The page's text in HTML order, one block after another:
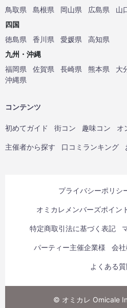
鳥取県
島根県 岡山県 広島県
山
四国
徳島県
香川県 愛媛県
高知県
九州・沖縄
福岡県
佐賀県 長崎県 熊本県 大
沖縄県
コンテンツ
初めてガイド 街コン 趣味コン オ
主催者から探す 口コミランキング
プライバシーポリシ
オミカレメンバーズポイン
特定商取引法に基づく表記
パーティー主催企業様 会
よくある
© オミカレ Omicale